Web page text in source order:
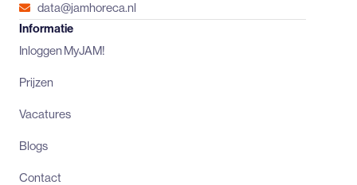
data@jamhoreca.nl
Informatie
Inloggen MyJAM!
Prijzen
Vacatures
Blogs
Contact